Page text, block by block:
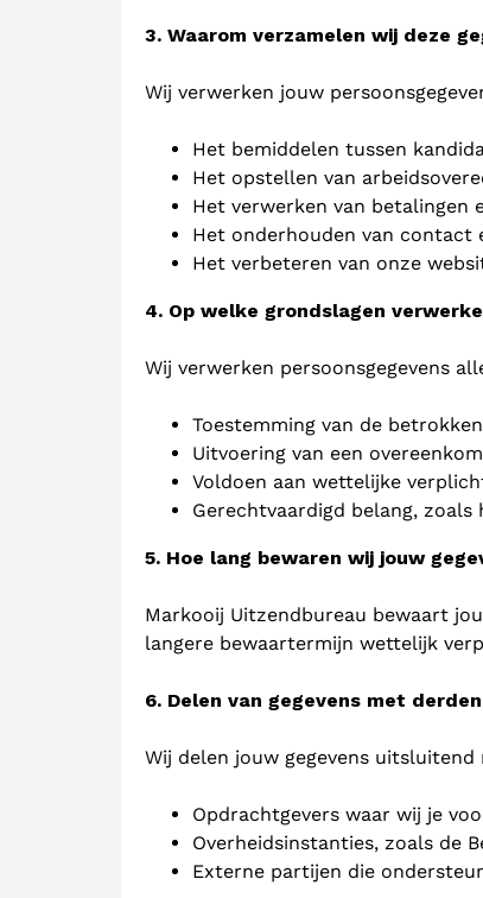
3. Waarom verzamelen wij deze
Wij verwerken jouw
Het bemiddelen tussen
Het opstellen van
Het verwerken van betalingen
Het onderhouden van contact
Het verbeteren van onze
4. Op welke grondslagen
Wij verwerken persoonsgegevens
Toestemming van de
Uitvoering van een
Voldoen aan wettelijke
Gerechtvaardigd belang,
5. Hoe lang bewaren wij jouw
Markooij Uitzendbureau bewaart
langere bewaartermijn wettelijk
6. Delen van gegevens met derden
Wij delen jouw gegevens
Opdrachtgevers waar wij je
Overheidsinstanties, zoals de
Externe partijen die